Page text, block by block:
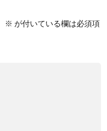
※ が付いている欄は必須項